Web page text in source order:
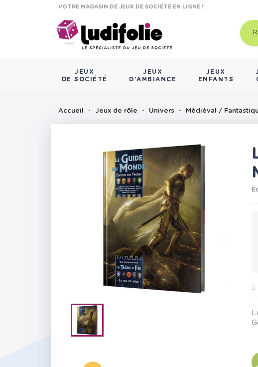
VOTRE MAGASIN DE JEUX DE SOCIÉTÉ EN LIGNE !
JEUX
DE SOCIÉTÉ
JEUX
D'AMBIANCE
JEUX
ENFANTS
Accueil Jeux de rôle Univers Médiéval /